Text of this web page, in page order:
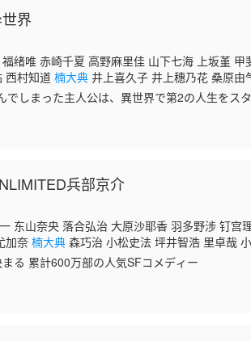
界
绪唯 赤崎千夏 高野麻里佳 山下七海 上坂堇
西村知道楠大典 井上喜久子 井上穗乃花 桑原
辅 伊藤健太郎 井上雄贵 滨田贤二 玄田哲章 黑
美 荻野叶月 青山吉能 矢野亚沙美 嘉数由美 堀
琢磨 川津泰彦 堂坂晃三 金光宣明 浦田涉 大塚刚
でしまった主人公は、異世界で第2の人生をス
体と、異世界でも使用可能にしてもらったス
兵部京介
东山奈央 落合弘治 大原沙耶香 羽多野涉 钉宫
加奈楠大典 森巧治 小松史法 坪井智浩 里卓哉
る 累計600万部の人気SFコメディー